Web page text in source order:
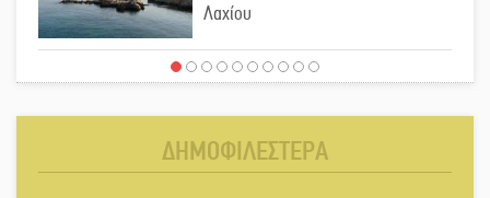
Λαχίου
Χασισοφυτεία στην Παλαιοπαναγιά
ΔΗΜΟΦΙΛΕΣΤΕΡΑ